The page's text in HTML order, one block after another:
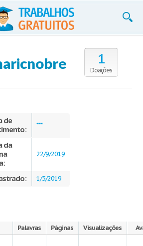
1
Doações
de
***
da
22/9/2019
1/5/2019
Palavras Páginas Visualizações